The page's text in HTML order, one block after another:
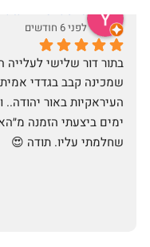
Menashe
לפני 6 חודשים
שחלמתי עליו. תודה 😍